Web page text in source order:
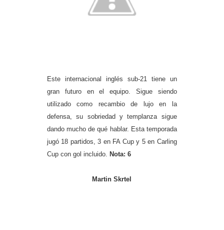
Este internacional inglés sub-21 tiene un
gran futuro en el equipo. Sigue siendo
utilizado como recambio de lujo en la
defensa, su sobriedad y templanza sigue
dando mucho de qué hablar. Esta temporada
jugó 18 partidos, 3 en FA Cup y 5 en Carling
Cup con gol incluido. Nota: 6
Martin Skrtel